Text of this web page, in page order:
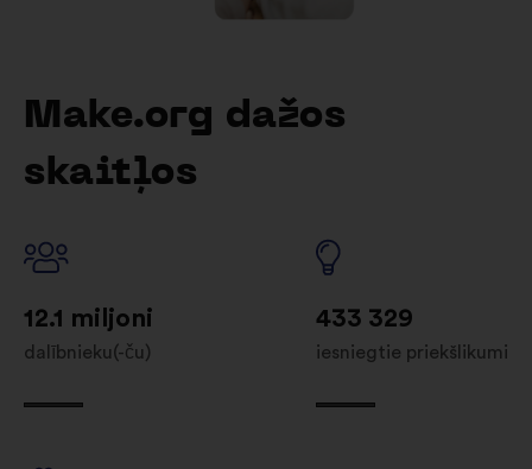
Make.org dažos
skaitļos
12.1 miljoni
dalībnieku(-ču)
433 329
iesniegtie priekšlikumi